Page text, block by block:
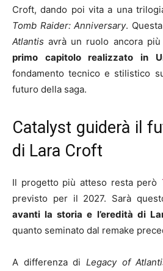
Croft, dando poi vita a una
Tomb Raider: Anniversary.
Atlantis avrà un ruolo ancora
primo capitolo realizzato in
fondamento tecnico e stilistico
futuro della saga.
Catalyst guiderà il
di Lara Croft
Il progetto più atteso resta però
previsto per il 2027. Sarà
avanti la storia e l’eredità di
quanto seminato dal remake
A differenza di Legacy of